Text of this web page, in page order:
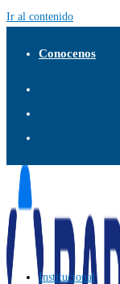
Ir al contenido
Conocenos
Institucional